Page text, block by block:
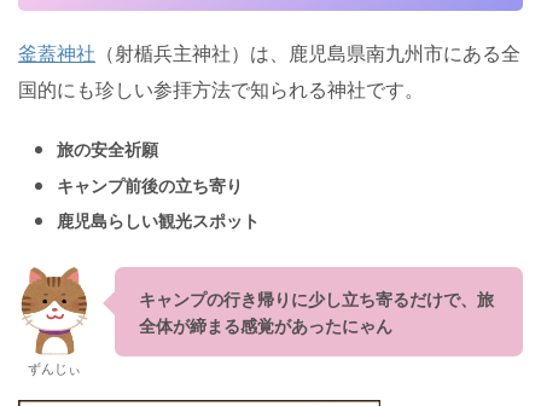
釜蓋神社 （射楯兵主神社）は、鹿児島県南九州市にある全
国的にも珍しい参拝方法で知られる神社です。
旅の安全祈願
キャンプ前後の立ち寄り
鹿児島らしい観光スポット
ずんじぃ
キャンプの行き帰りに少し立ち寄るだけで、旅
全体が締まる感覚があったにゃん